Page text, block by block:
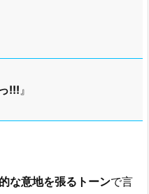
!!! 』
な意地を張るトーンで言